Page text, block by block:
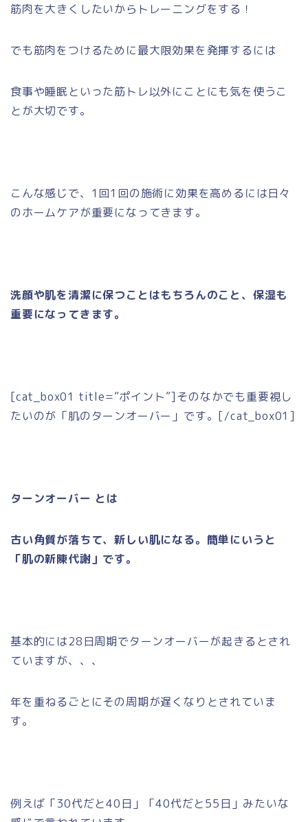
筋肉を大きくしたいからトレーニングをする！
でも筋肉をつけるために最大限効果を発揮するには
食事や睡眠といった筋トレ以外にことにも気を使うこ
とが大切です。
こんな感じで、1回1回の施術に効果を高めるには日々
のホームケアが重要になってきます。
洗顔や肌を清潔に保つことはもちろんのこと、保湿も
重要になってきます。
[cat_box01 title=”ポイント”]そのなかでも重要視し
たいのが「肌のターンオーバー」です。[/cat_box01]
ターンオーバー とは
古い角質が落ちて、新しい肌になる。簡単にいうと
「肌の新陳代謝」です。
基本的には28日周期でターンオーバーが起きるとされ
ていますが、、、
年を重ねるごとにその周期が遅くなりとされていま
す。
例えば「30代だと40日」「40代だと55日」みたいな